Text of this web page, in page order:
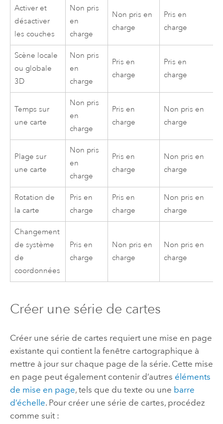
Activer et
désactiver
les couches
Non pris
en
charge
Non pris en
charge
Pris en
charge
Scène locale
ou globale
3D
Non pris
en
charge
Pris en
charge
Pris en
charge
Temps sur
une carte
Non pris
en
charge
Pris en
charge
Non pris en
charge
Plage sur
une carte
Non pris
en
charge
Pris en
charge
Non pris en
charge
Rotation de
la carte
Pris en
charge
Pris en
charge
Non pris en
charge
Changement
de système
de
coordonnées
Pris en
charge
Non pris en
charge
Non pris en
charge
Créer une série de cartes
Créer une série de cartes requiert une mise en page
existante qui contient la fenêtre cartographique à
mettre à jour sur chaque page de la série. Cette mise
en page peut également contenir d’autres éléments
de mise en page, tels que du texte ou une barre
d’échelle. Pour créer une série de cartes, procédez
comme suit :